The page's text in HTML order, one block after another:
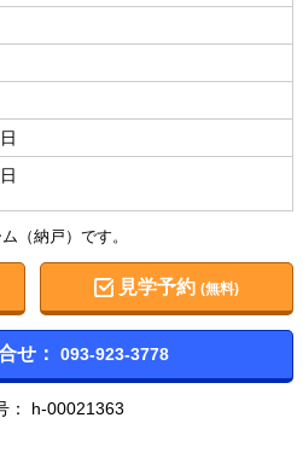
（納戸）です。
見学予約(無料)
せ： 093-923-3778
： h-00021363